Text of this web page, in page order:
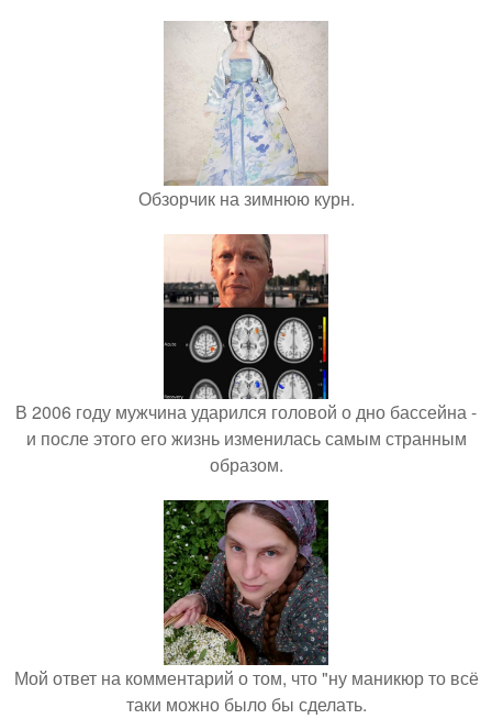
Обзорчик на зимнюю курн.
В 2006 году мужчина ударился головой о дно бассейна -
и после этого его жизнь изменилась самым странным
образом.
Мой ответ на комментарий о том, что "ну маникюр то всё
таки можно было бы сделать.